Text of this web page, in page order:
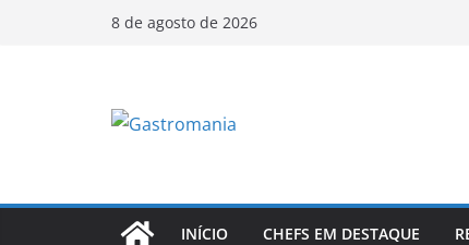
8 de agosto de 2026
INÍCIO CHEFS EM DESTAQUE